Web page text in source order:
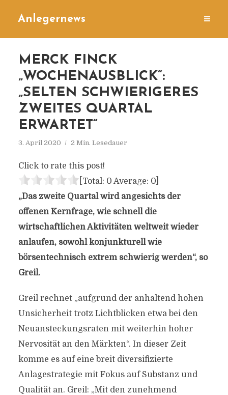
Anlegernews
MERCK FINCK
„WOCHENAUSBLICK“:
„SELTEN SCHWIERIGERES
ZWEITES QUARTAL
ERWARTET“
3. April 2020 2 Min. Lesedauer
Click to rate this post!
[Total: 0 Average: 0]
„Das zweite Quartal wird angesichts der
offenen Kernfrage, wie schnell die
wirtschaftlichen Aktivitäten weltweit wieder
anlaufen, sowohl konjunkturell wie
börsentechnisch extrem schwierig werden“, so
Greil.
Greil rechnet „aufgrund der anhaltend hohen
Unsicherheit trotz Lichtblicken etwa bei den
Neuansteckungsraten mit weiterhin hoher
Nervosität an den Märkten“. In dieser Zeit
komme es auf eine breit diversifizierte
Anlagestrategie mit Fokus auf Substanz und
Qualität an. Greil: „Mit den zunehmend